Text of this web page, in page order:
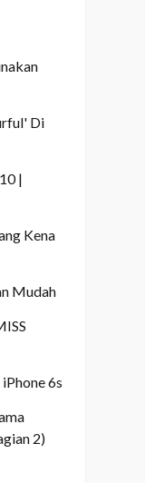
Di
|
Kena
Mudah
6s
2)